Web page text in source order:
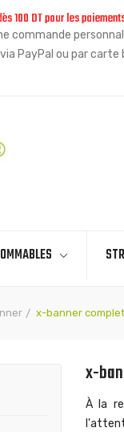
100 DT pour les
commande
PayPal ou par
x-banner complet
x-
À la